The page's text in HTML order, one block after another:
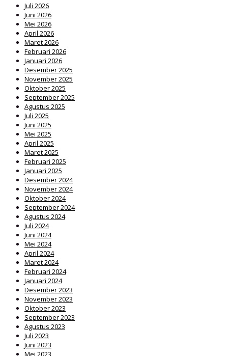
Juli 2026
Juni 2026
Mei 2026
April 2026
Maret 2026
Februari 2026
Januari 2026
Desember 2025
November 2025
Oktober 2025
September 2025
Agustus 2025
Juli 2025
Juni 2025
Mei 2025
April 2025
Maret 2025
Februari 2025
Januari 2025
Desember 2024
November 2024
Oktober 2024
September 2024
Agustus 2024
Juli 2024
Juni 2024
Mei 2024
April 2024
Maret 2024
Februari 2024
Januari 2024
Desember 2023
November 2023
Oktober 2023
September 2023
Agustus 2023
Juli 2023
Juni 2023
Mei 2023